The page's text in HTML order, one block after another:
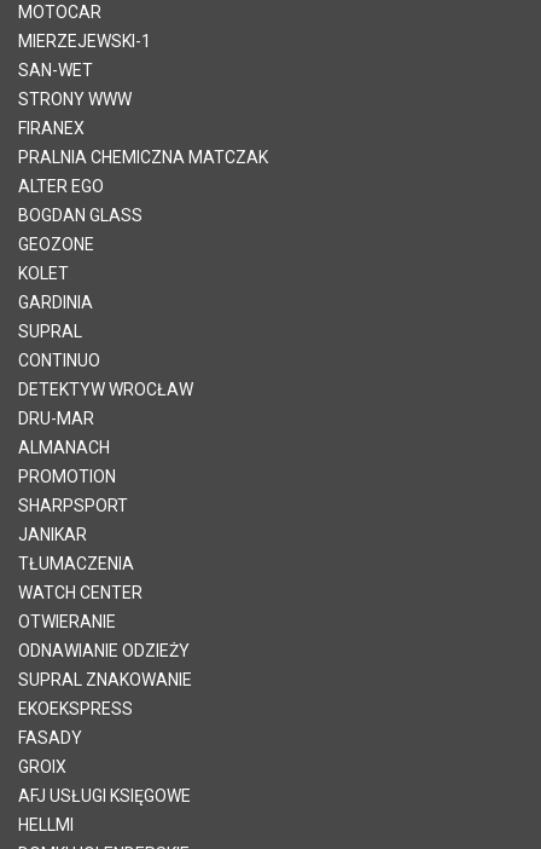
MOTOCAR
MIERZEJEWSKI-1
SAN-WET
STRONY WWW
FIRANEX
PRALNIA CHEMICZNA MATCZAK
ALTER EGO
BOGDAN GLASS
GEOZONE
KOLET
GARDINIA
SUPRAL
CONTINUO
DETEKTYW WROCŁAW
DRU-MAR
ALMANACH
PROMOTION
SHARPSPORT
JANIKAR
TŁUMACZENIA
WATCH CENTER
OTWIERANIE
ODNAWIANIE ODZIEŻY
SUPRAL ZNAKOWANIE
EKOEKSPRESS
FASADY
GROIX
AFJ USŁUGI KSIĘGOWE
HELLMI